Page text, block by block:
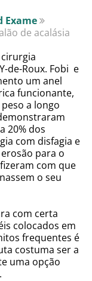
Exame
de acalásia
de-Roux. Fobi e
um anel
funcionante,
a longo
20% dos
com disfagia e
para o
com que
o seu
com certa
colocados em
frequentes é
costuma ser a
uma opção